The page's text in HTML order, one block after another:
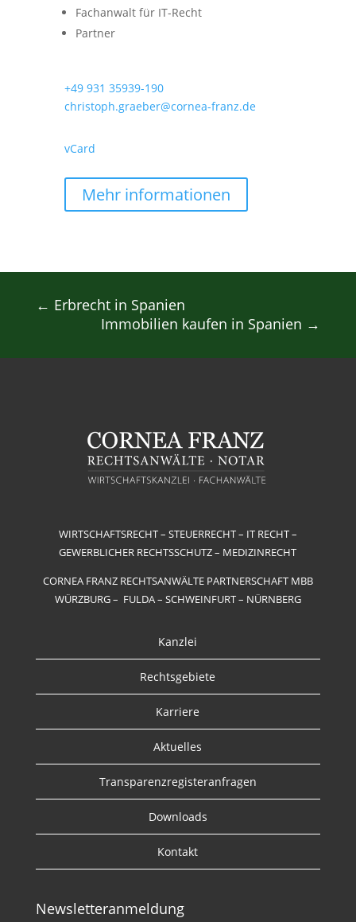
Fachanwalt für IT-Recht
Partner
+49 931 35939-190
christoph.graeber@cornea-franz.de
vCard
Mehr informationen
← Erbrecht in Spanien
Immobilien kaufen in Spanien →
WIRTSCHAFTSRECHT – STEUERRECHT – IT RECHT –
GEWERBLICHER RECHTSSCHUTZ – MEDIZINRECHT
CORNEA FRANZ RECHTSANWÄLTE PARTNERSCHAFT MBB
WÜRZBURG – FULDA – SCHWEINFURT – NÜRNBERG
Kanzlei
Rechtsgebiete
Karriere
Aktuelles
Transparenzregisteranfragen
Downloads
Kontakt
Newsletteranmeldung